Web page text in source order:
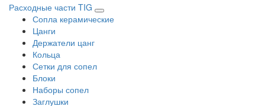
Расходные части TIG
Сопла керамические
Цанги
Держатели цанг
Кольца
Сетки для сопел
Блоки
Наборы сопел
Заглушки